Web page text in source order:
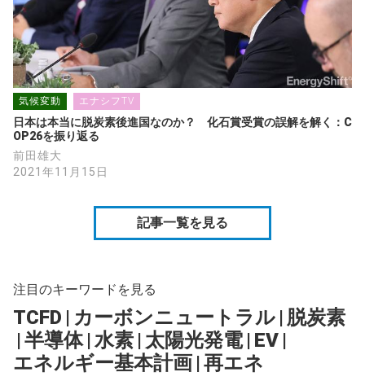
気候変動 エナシフTV
日本は本当に脱炭素後進国なのか？　化石賞受賞の誤解を解く：C
OP26を振り返る
前田雄大
2021年11月15日
記事一覧を見る
注目のキーワードを見る
TCFD | カーボンニュートラル | 脱炭素
|半導体 |水素 | 太陽光発電 | EV |
エネルギー基本計画 |再エネ